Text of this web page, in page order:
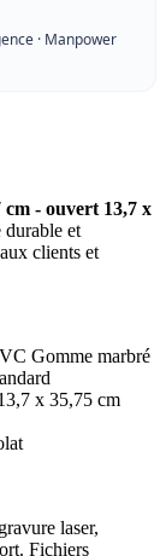
· Manpower
- ouvert 13,7 x
et
clients et
Gomme marbré
x 35,75 cm
laser,
Fichiers